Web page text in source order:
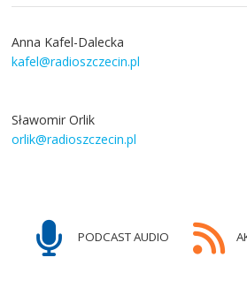
Anna Kafel-Dalecka
kafel@radioszczecin.pl
Sławomir Orlik
orlik@radioszczecin.pl
PODCAST AUDIO